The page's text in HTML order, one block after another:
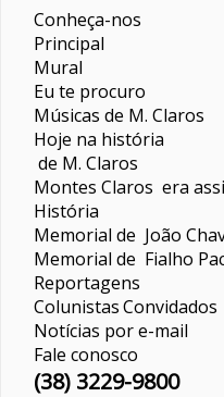
Conheça-nos
Principal
Mural
Eu te procuro
Músicas de M. Claros
Hoje na história
de M. Claros
Montes Claros era
História
Memorial de João
Memorial de Fialho
Reportagens
ColunistasConvidados
Notícias por e-mail
Fale conosco
(38) 3229-9800